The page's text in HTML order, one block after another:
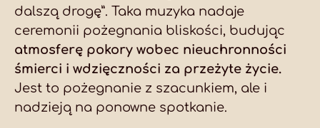
dalszą drogę”. Taka muzyka nadaje
ceremonii pożegnania bliskości, budując
atmosferę pokory wobec nieuchronności
śmierci i wdzięczności za przeżyte życie.
Jest to pożegnanie z szacunkiem, ale i
nadzieją na ponowne spotkanie.